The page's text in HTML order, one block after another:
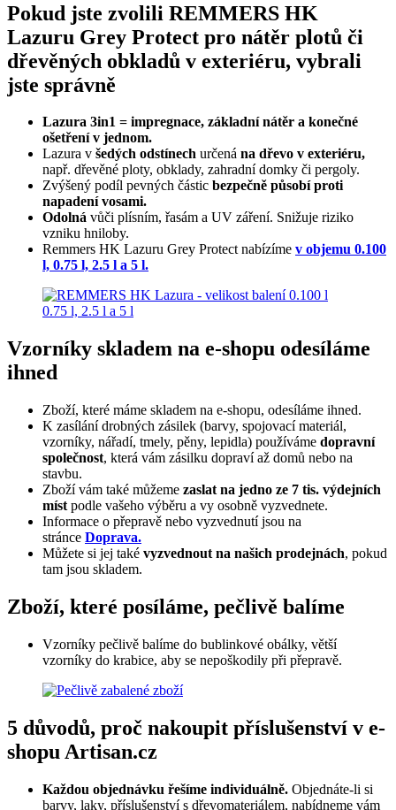
Pokud jste zvolili REMMERS HK
Lazuru Grey Protect pro nátěr plotů či
dřevěných obkladů v exteriéru, vybrali
jste správně
Lazura 3in1 = impregnace, základní nátěr a konečné
ošetření v jednom.
Lazura v šedých odstínech určená na dřevo v exteriéru,
např. dřevěné ploty, obklady, zahradní domky či pergoly.
Zvýšený podíl pevných částic bezpečně působí proti
napadení vosami.
Odolná vůči plísním, řasám a UV záření. Snižuje riziko
vzniku hniloby.
Remmers HK Lazuru Grey Protect nabízíme v objemu 0.100
l, 0.75 l, 2.5 l a 5 l.
Vzorníky skladem na e-shopu odesíláme
ihned
Zboží, které máme skladem na e-shopu, odesíláme ihned.
K zasílání drobných zásilek (barvy, spojovací materiál,
vzorníky, nářadí, tmely, pěny, lepidla) používáme dopravní
společnost, která vám zásilku dopraví až domů nebo na
stavbu.
Zboží vám také můžeme zaslat na jedno ze 7 tis. výdejních
míst podle vašeho výběru a vy osobně vyzvednete.
Informace o přepravě nebo vyzvednutí jsou na
stránce Doprava.
Můžete si jej také vyzvednout na našich prodejnách, pokud
tam jsou skladem.
Zboží, které posíláme, pečlivě balíme
Vzorníky pečlivě balíme do bublinkové obálky, větší
vzorníky do krabice, aby se nepoškodily při přepravě.
5 důvodů, proč nakoupit příslušenství v e-
shopu Artisan.cz
Každou objednávku řešíme individuálně. Objednáte-li si
barvy, laky, příslušenství s dřevomateriálem, nabídneme vám